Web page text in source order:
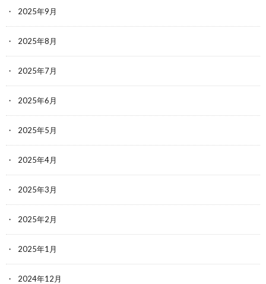
2025年9月
2025年8月
2025年7月
2025年6月
2025年5月
2025年4月
2025年3月
2025年2月
2025年1月
2024年12月